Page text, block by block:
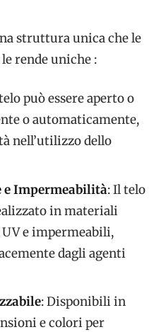
struttura unica che le
rende uniche :
può essere aperto o
o automaticamente,
nell’utilizzo dello
e Impermeabilità: Il telo
in materiali
e impermeabili,
dagli agenti
: Disponibili in
e colori per